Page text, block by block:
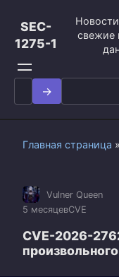
контенту
SEC-
1275-1
свежие
Search
for:
Главная страница »
Vulner Queen
5 месяцевCVE
CVE-2026-